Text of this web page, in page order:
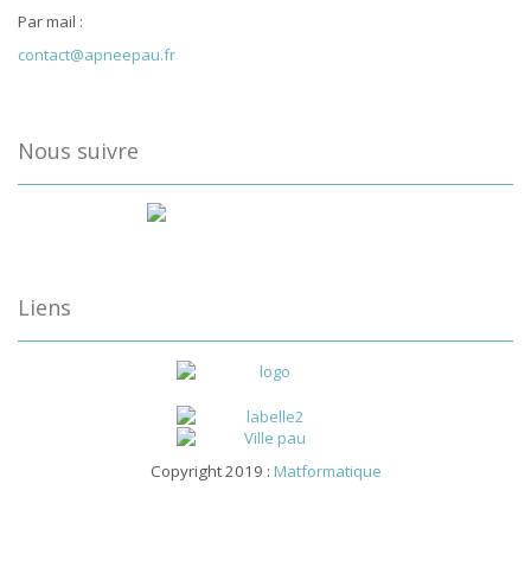
Par mail :
contact@apneepau.fr
Nous suivre
Liens
Copyright 2019 : Matformatique